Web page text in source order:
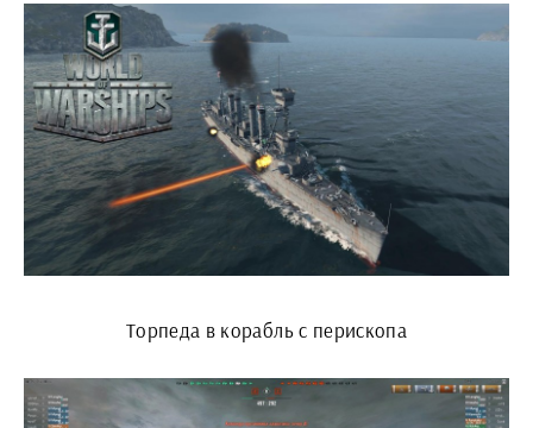
Торпеда в корабль с перископа